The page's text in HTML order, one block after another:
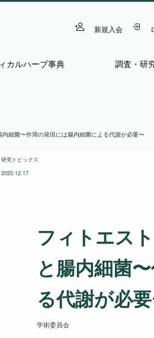
新規入会
カルハーブ事典 調査・研
細菌〜作用の発現には腸内細菌による代謝が必要〜
研究トピックス
2020.12.17
フィトエス
と腸内細菌
る代謝が必
学術委員会